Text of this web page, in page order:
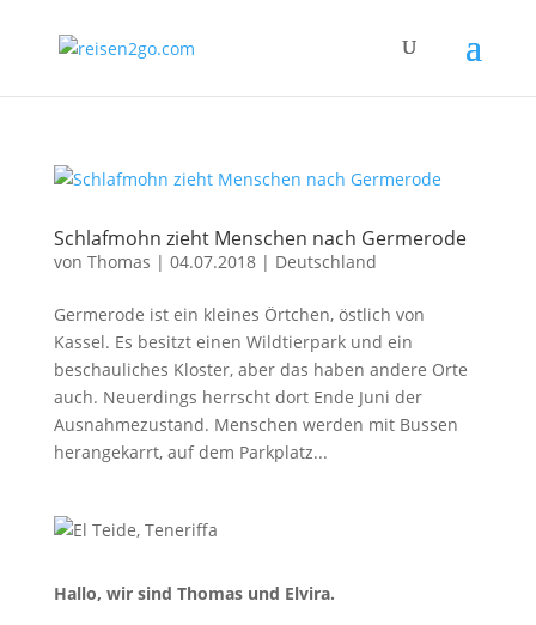
Schlafmohn zieht Menschen nach Germerode
von Thomas | 04.07.2018| Deutschland
Germerode ist ein kleines Örtchen, östlich von
Kassel. Es besitzt einen Wildtierpark und ein
beschauliches Kloster, aber das haben andere Orte
auch. Neuerdings herrscht dort Ende Juni der
Ausnahmezustand. Menschen werden mit Bussen
herangekarrt, auf dem Parkplatz...
Hallo, wir sind Thomas und Elvira.